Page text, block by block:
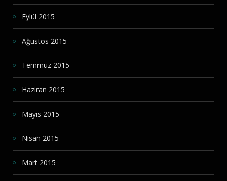
Eylül 2015
Ağustos 2015
Temmuz 2015
Haziran 2015
Mayıs 2015
Nisan 2015
Mart 2015